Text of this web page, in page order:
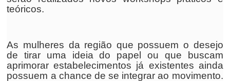
teóricos.
As mulheres da região que possuem o desejo
de tirar uma ideia do papel ou que buscam
aprimorar estabelecimentos já existentes ainda
possuem a chance de se integrar ao movimento.